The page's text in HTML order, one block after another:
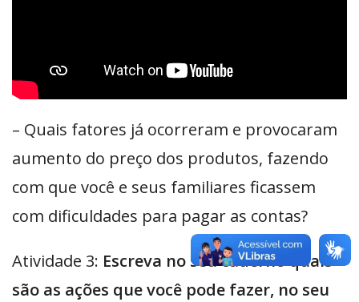
– Quais fatores já ocorreram e provocaram
aumento do preço dos produtos, fazendo
com que você e seus familiares ficassem
com dificuldades para pagar as contas?
Atividade 3: Escreva no seu caderno quais
são as ações que você pode fazer, no seu